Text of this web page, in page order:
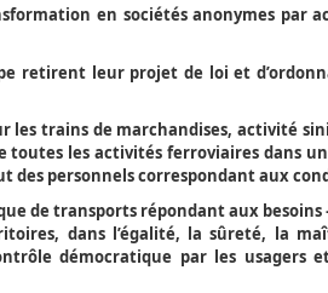
en sociétés anonymes par
retirent leur projet de loi et
les trains de marchandises, activité
toutes les activités ferroviaires dans
des personnels correspondant aux
de transports répondant aux
dans l’égalité, la sûreté, la
démocratique par les usagers